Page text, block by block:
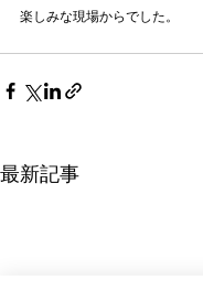
楽しみな現場からでした。
最新記事